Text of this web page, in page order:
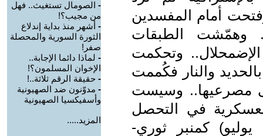
أمام المفسدين
وهمّشت الطبقات
وتحكمت
والنار فكُممت
مصرعيها.. وسيست
في التحصل
علي أهدافها ومكاسب إنقلاب (23 يوليو) كمنبر ثوري-
- الصومال تستغيث.. فهل
من مجيب؟!
- أشهر منذ بداية إندلاع
الثورة السورية والمحصلة
صفر!
- لماذا دائما الإجابة..
الإخوان المسلمون؟!
- حقيقة الرقم ثلاثة..!
- مدوّنون ضد الصهيونية
وأسفيكسيا الصهيونية
المزيد.....